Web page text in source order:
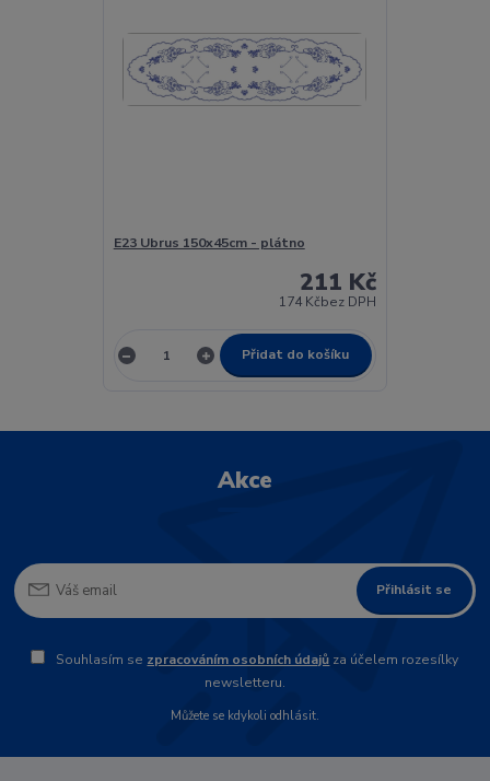
E23 Ubrus 150x45cm - plátno
211 Kč
174 Kčbez DPH
Přidat do košíku
Akce
Přihlásit se
Souhlasím se zpracováním osobních údajů za účelem rozesílky
newsletteru.
Můžete se kdykoli odhlásit.